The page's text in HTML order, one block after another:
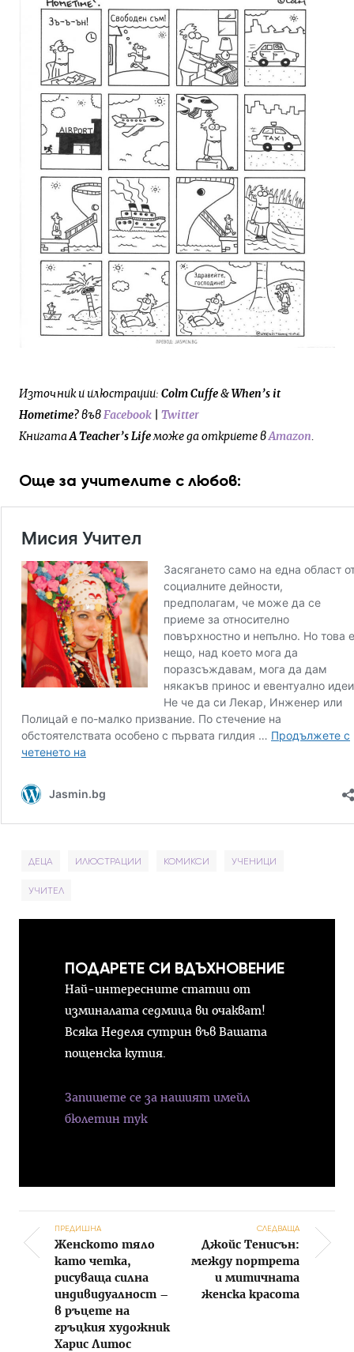
Източник и илюстрации: Colm Cuffe & When’s it
Hometime? във Facebook
Twitter
КнигатаA Teacher’s Lifeможе да откриете вAmazon.
Още за учителите с любов:
ДЕЦА ИЛЮСТРАЦИИ КОМИКСИ УЧЕНИЦИ
УЧИТЕЛ
ПОДАРЕТЕ СИ ВДЪХНОВЕНИЕ
Най-интересните статии от
изминалата седмица ви очакват!
Всяка Неделя сутрин във Вашата
пощенска кутия.
Запишете се за нашият имейл
бюлетин тук
Post navigation
ПРЕДИШНА
Женското тяло
като четка,
рисуваща силна
индивидуалност –
в ръцете на
гръцкия художник
Харис Литос
СЛЕДВАЩА
Джойс Тенисън:
между портрета
и митичната
женска красота